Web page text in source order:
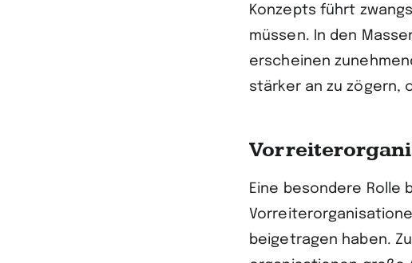
Konzepts führt
müssen. In den
erscheinen
stärker an zu zögern,
Eine besondere Rolle
beigetragen haben.